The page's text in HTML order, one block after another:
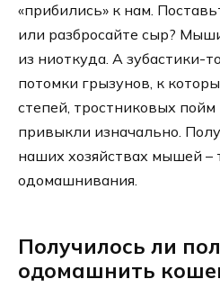
«прибились» к нам.
или разбросайте сыр?
из ниоткуда. А зубастики-
потомки грызунов, к
степей, тростниковых
привыкли изначально.
наших хозяйствах мышей –
одомашнивания.
Получилось ли
одомашнить